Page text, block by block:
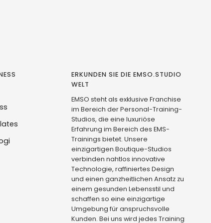
ERKUNDEN SIE DIE EMSO.STUDIO
WELT
EMSO steht als exklusive Franchise
im Bereich der Personal-Training-
Studios, die eine luxuriöse
Erfahrung im Bereich des EMS-
Trainings bietet. Unsere
einzigartigen Boutique-Studios
verbinden nahtlos innovative
Technologie, raffiniertes Design
und einen ganzheitlichen Ansatz zu
einem gesunden Lebensstil und
schaffen so eine einzigartige
Umgebung für anspruchsvolle
Kunden. Bei uns wird jedes Training